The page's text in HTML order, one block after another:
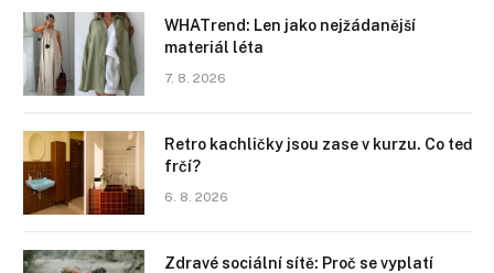
WHATrend: Len jako nejžádanější
materiál léta
7. 8. 2026
Retro kachličky jsou zase v kurzu. Co teď
frčí?
6. 8. 2026
Zdravé sociální sítě: Proč se vyplatí